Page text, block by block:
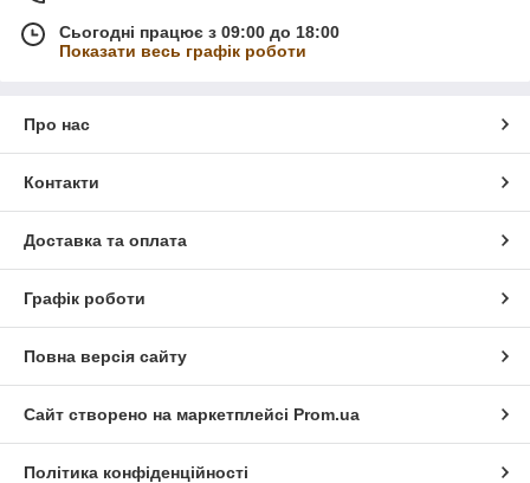
Сьогодні працює з 09:00 до 18:00
Показати весь графік роботи
Про нас
Контакти
Доставка та оплата
Графік роботи
Повна версія сайту
Сайт створено на маркетплейсі Prom.ua
Політика конфіденційності